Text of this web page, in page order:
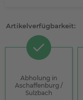
Artikelverfügbarkeit:
Abholung in
Aschaffenburg /
Sulzbach